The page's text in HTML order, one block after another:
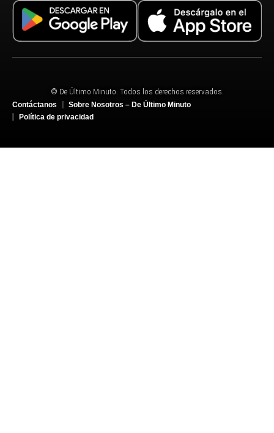
© De Último Minuto. Todos los derechos reservados.
Contáctanos
Sobre Nosotros – De Último Minuto
Política de privacidad